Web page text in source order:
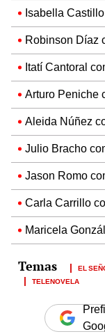
Isabella
Robinson Díaz
Itatí Cantoral
Arturo Peniche
Aleida Núñez
Julio Bracho
Jason Romo
Carla Carrillo
Maricela
EL
TELENOVELA